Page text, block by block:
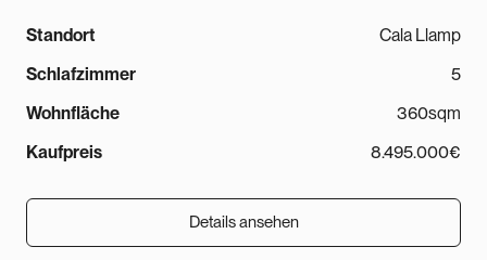
Standort
Cala Llamp
Schlafzimmer
5
Wohnfläche
360sqm
Kaufpreis
8.495.000€
Details ansehen
Details ansehen